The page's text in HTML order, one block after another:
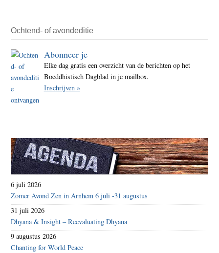
Ochtend- of avondeditie
Abonneer je
Elke dag gratis een overzicht van de berichten op het
Boeddhistisch Dagblad in je mailbox.
Inschrijven »
6 juli 2026
Zomer Avond Zen in Arnhem 6 juli -31 augustus
31 juli 2026
Dhyana & Insight – Reevaluating Dhyana
9 augustus 2026
Chanting for World Peace